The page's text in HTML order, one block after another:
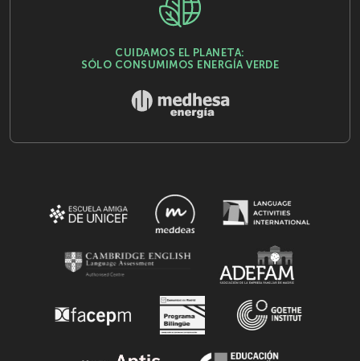
CUIDAMOS EL PLANETA:
SÓLO CONSUMIMOS ENERGÍA VERDE